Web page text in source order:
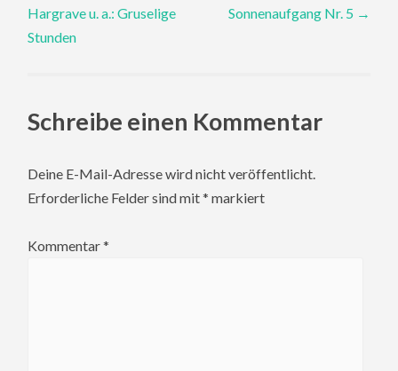
navigation
Hargrave u. a.: Gruselige
Stunden
Sonnenaufgang Nr. 5 →
Schreibe einen Kommentar
Deine E-Mail-Adresse wird nicht veröffentlicht.
Erforderliche Felder sind mit* markiert
Kommentar*